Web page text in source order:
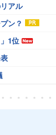
アル
ン？
1位